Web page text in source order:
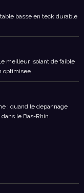
basse en teck durable
meilleur isolant de faible
optimisee
: quand le depannage
le Bas-Rhin